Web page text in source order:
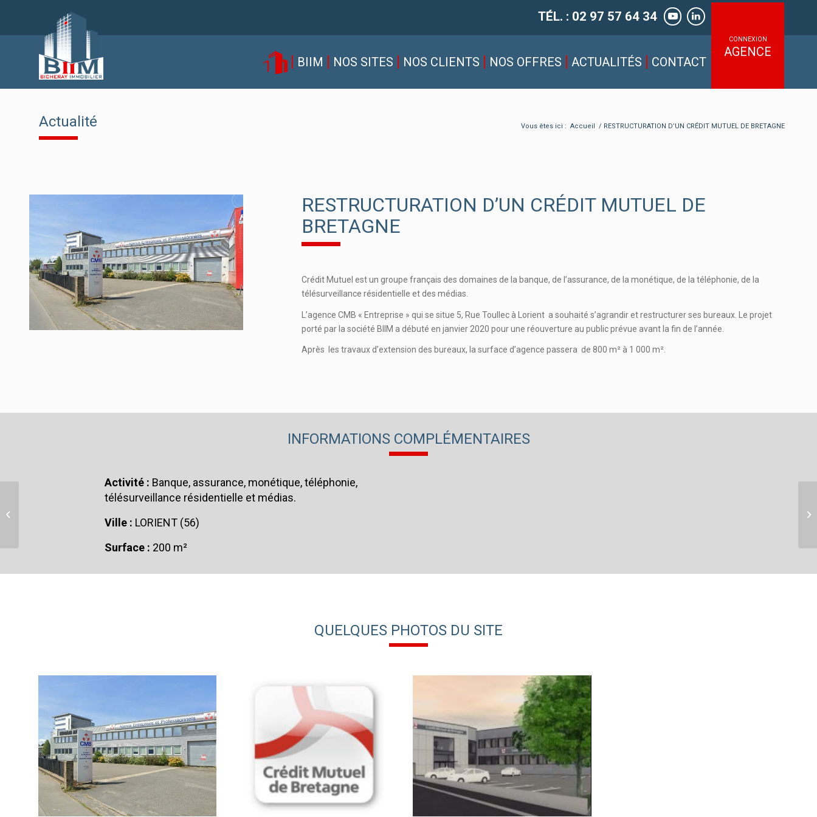
TÉL. : 02 97 57 64 34
BIIM NOS SITES NOS CLIENTS NOS OFFRES ACTUALITÉS CONTACT
CONNEXION
AGENCE
Actualité Vous êtes ici : Accueil / RESTRUCTURATION D’UN CRÉDIT MUTUEL DE BRETAGNE
RESTRUCTURATION D’UN CRÉDIT MUTUEL DE
BRETAGNE
Crédit Mutuel est un groupe français des domaines de la banque, de l’assurance, de la monétique, de la téléphonie, de la
télésurveillance résidentielle et des médias.
L’agence CMB « Entreprise » qui se situe 5, Rue Toullec à Lorient a souhaité s’agrandir et restructurer ses bureaux. Le projet
porté par la société BIIM a débuté en janvier 2020 pour une réouverture au public prévue avant la fin de l’année.
Après les travaux d’extension des bureaux, la surface d’agence passera de 800 m² à 1 000 m².
INFORMATIONS COMPLÉMENTAIRES
Activité : Banque, assurance, monétique, téléphonie,
télésurveillance résidentielle et médias.
Ville : LORIENT (56)
Surface : 200 m²
QUELQUES PHOTOS DU SITE